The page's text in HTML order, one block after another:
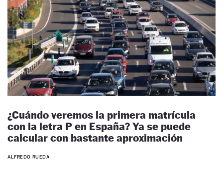
¿Cuándo veremos la primera matrícula
con la letra P en España? Ya se puede
calcular con bastante aproximación
ALFREDO RUEDA